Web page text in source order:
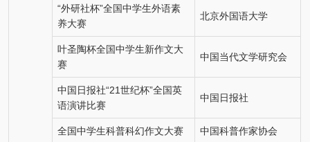
“外研社杯”全国中学生外语素
养大赛
北京外国语大学
叶圣陶杯全国中学生新作文大
赛
中国当代文学研究会
中国日报社“21世纪杯”全国英
语演讲比赛
中国日报社
全国中学生科普科幻作文大赛 中国科普作家协会